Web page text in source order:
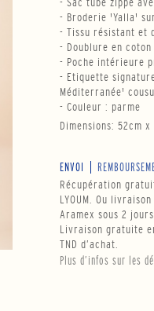
- Broderie 'Yalla'
- Tissu résistant et
- Doublure en coton
- Poche intérieure
- Etiquette
Méditerranée'
- Couleur : parme
Dimensions: 52cm x
ENVOI
Récupération
LYOUM. Ou
Aramex sous 2
Livraison gratuite
TND d’achat.
Plus d’infos sur les